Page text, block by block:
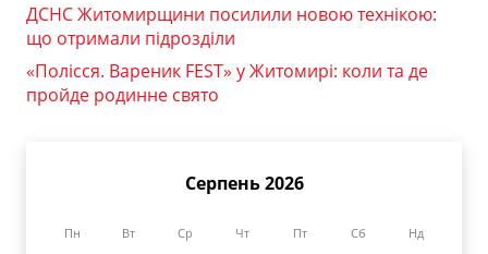
ДСНС Житомирщини посилили новою технікою:
що отримали підрозділи
«Полісся. Вареник FEST» у Житомирі: коли та де
пройде родинне свято
Серпень 2026
Пн Вт Ср Чт Пт Сб Нд